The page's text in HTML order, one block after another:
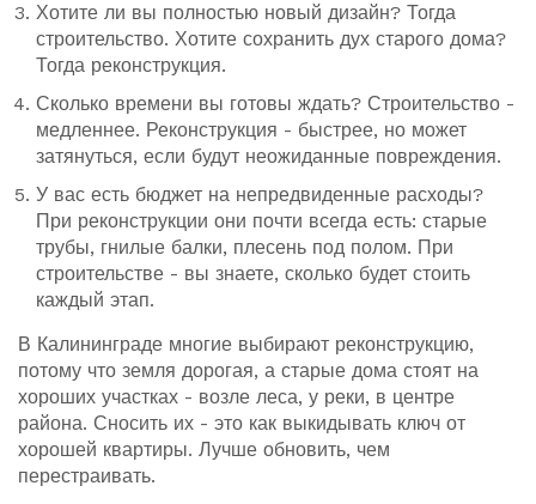
Хотите ли вы полностью новый дизайн? Тогда
строительство. Хотите сохранить дух старого дома?
Тогда реконструкция.
Сколько времени вы готовы ждать? Строительство -
медленнее. Реконструкция - быстрее, но может
затянуться, если будут неожиданные повреждения.
У вас есть бюджет на непредвиденные расходы?
При реконструкции они почти всегда есть: старые
трубы, гнилые балки, плесень под полом. При
строительстве - вы знаете, сколько будет стоить
каждый этап.
В Калининграде многие выбирают реконструкцию,
потому что земля дорогая, а старые дома стоят на
хороших участках - возле леса, у реки, в центре
района. Сносить их - это как выкидывать ключ от
хорошей квартиры. Лучше обновить, чем
перестраивать.